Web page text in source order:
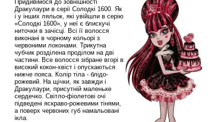
Придивімося до зовнішності
Дракулаури в серії Солодкі 1600. Як
і у інших ляльок, які увійшли в серію
«Солодкі 1600», у неї є блискучі
ниточки в зачісці. Всі її волосся
виконані в чорному кольорі з
червоними локонами. Трикутна
чубчик розділена проділом на дві
частини. Все волосся зібране вгорі в
високий кокон-хвіст і опускаються
нижче пояса. Колір тіла - блідо-
рожевий. На щічки, як завжди і
Дракулаури, присутній маленьке
сердечко. Світло-фіолетові очі
підведені яскраво-рожевими тінями,
а поверх червоних губ намальовані
ікла.